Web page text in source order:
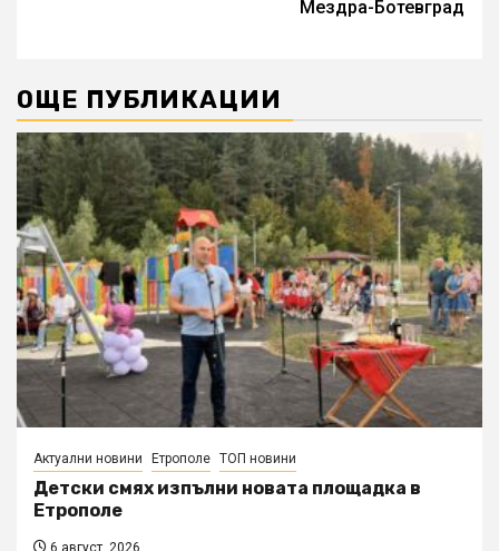
Мездра-Ботевград
ОЩЕ ПУБЛИКАЦИИ
Актуални новини Етрополе ТОП новини
Детски смях изпълни новата площадка в
Етрополе